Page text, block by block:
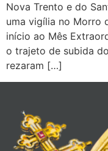
Nova Trento e do
uma vigília no Morro
início ao Mês
o trajeto de subida
rezaram […]